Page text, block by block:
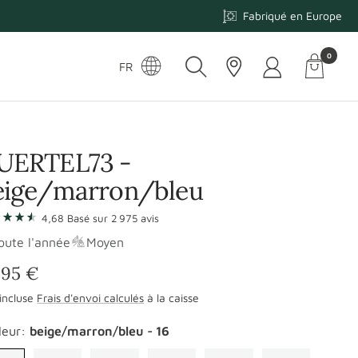
Fabriqué en Europe
Langue
FR
Panier
0
-
marron/bleu
4,68 Basé sur 2 975 avis
l'année Moyen
€
Frais d'envoi calculés à la caisse
beige/marron/bleu - 16